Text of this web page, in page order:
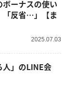
ボーナスの使い
「反省…」【ま
2025.07.03
人」のLINE会